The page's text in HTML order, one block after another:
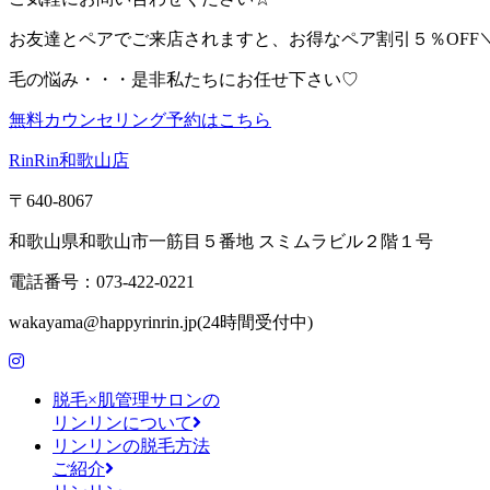
お友達とペアでご来店されますと、お得なペア割引５％OFF
毛の悩み・・・是非私たちにお任せ下さい♡
無料カウンセリング予約はこちら
RinRin和歌山店
〒640-8067
和歌山県和歌山市一筋目５番地 スミムラビル２階１号
電話番号：073-422-0221
wakayama@happyrinrin.jp(24時間受付中)
脱毛×肌管理サロンの
リンリンについて
リンリンの脱毛方法
ご紹介